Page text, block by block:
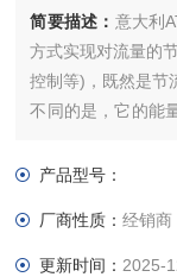
简要描述： 意大利
方式实现对流量的
控制等)，既然是节
不同的是，它的能
产品型号：
厂商性质：经销商
更新时间： 2025-